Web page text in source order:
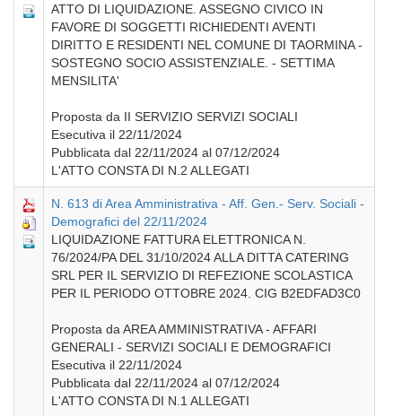
ATTO DI LIQUIDAZIONE. ASSEGNO CIVICO IN
FAVORE DI SOGGETTI RICHIEDENTI AVENTI
DIRITTO E RESIDENTI NEL COMUNE DI TAORMINA -
SOSTEGNO SOCIO ASSISTENZIALE. - SETTIMA
MENSILITA'
Proposta da II SERVIZIO SERVIZI SOCIALI
Esecutiva il 22/11/2024
Pubblicata dal 22/11/2024 al 07/12/2024
L'ATTO CONSTA DI N.2 ALLEGATI
N. 613 di Area Amministrativa - Aff. Gen.- Serv. Sociali -
Demografici del 22/11/2024
LIQUIDAZIONE FATTURA ELETTRONICA N.
76/2024/PA DEL 31/10/2024 ALLA DITTA CATERING
SRL PER IL SERVIZIO DI REFEZIONE SCOLASTICA
PER IL PERIODO OTTOBRE 2024. CIG B2EDFAD3C0
Proposta da AREA AMMINISTRATIVA - AFFARI
GENERALI - SERVIZI SOCIALI E DEMOGRAFICI
Esecutiva il 22/11/2024
Pubblicata dal 22/11/2024 al 07/12/2024
L'ATTO CONSTA DI N.1 ALLEGATI